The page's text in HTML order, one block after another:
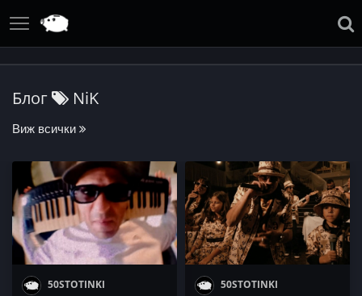
Блог NiK
Виж всички
50STOTINKI 50STOTINKI